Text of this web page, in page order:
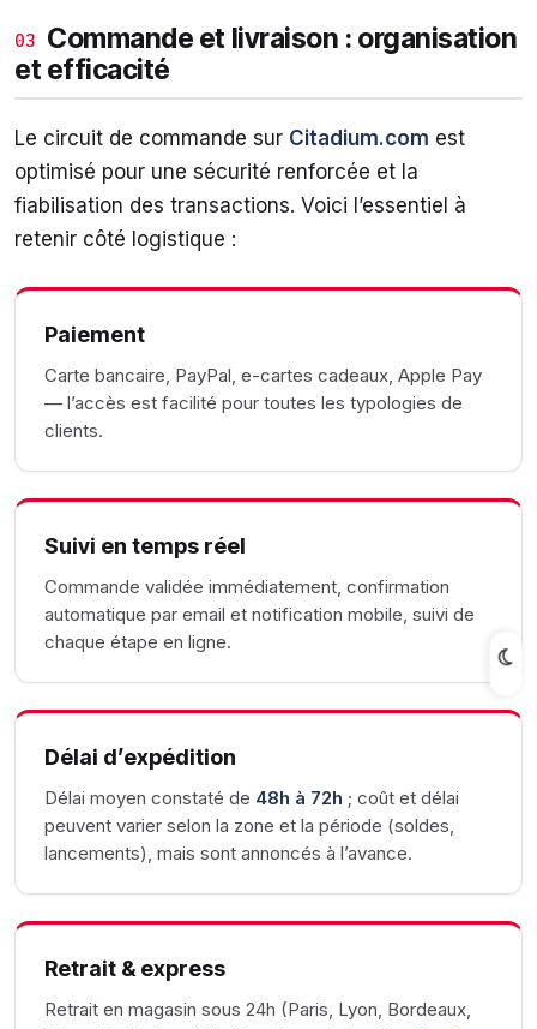
03 Commande et livraison : organisation
et efficacité
Le circuit de commande sur Citadium.com est
optimisé pour une sécurité renforcée et la
fiabilisation des transactions. Voici l’essentiel à
retenir côté logistique :
Paiement
Carte bancaire, PayPal, e-cartes cadeaux, Apple Pay
— l’accès est facilité pour toutes les typologies de
clients.
Suivi en temps réel
Commande validée immédiatement, confirmation
automatique par email et notification mobile, suivi de
chaque étape en ligne.
Délai d’expédition
Délai moyen constaté de 48h à 72h ; coût et délai
peuvent varier selon la zone et la période (soldes,
lancements), mais sont annoncés à l’avance.
Retrait & express
Retrait en magasin sous 24h (Paris, Lyon, Bordeaux,